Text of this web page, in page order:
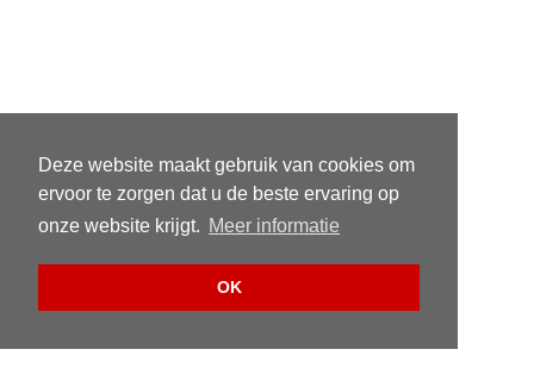
Deze website maakt gebruik van cookies om
ervoor te zorgen dat u de beste ervaring op
onze website krijgt. Meer informatie
OK